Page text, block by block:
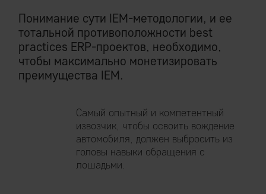
Понимание сути IEM-методологии, и ее
тотальной противоположности best
practices ERP-проектов, необходимо,
чтобы максимально монетизировать
преимущества IEM.
Самый опытный и компетентный
извозчик, чтобы освоить вождение
автомобиля, должен выбросить из
головы навыки обращения с
лошадьми.